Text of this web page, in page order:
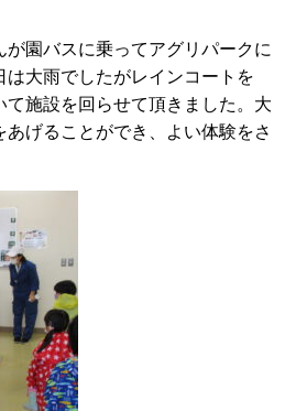
が園バスに乗ってアグリパークに
大雨でしたがレインコートを
施設を回らせて頂きました。大
げることができ、よい体験をさ